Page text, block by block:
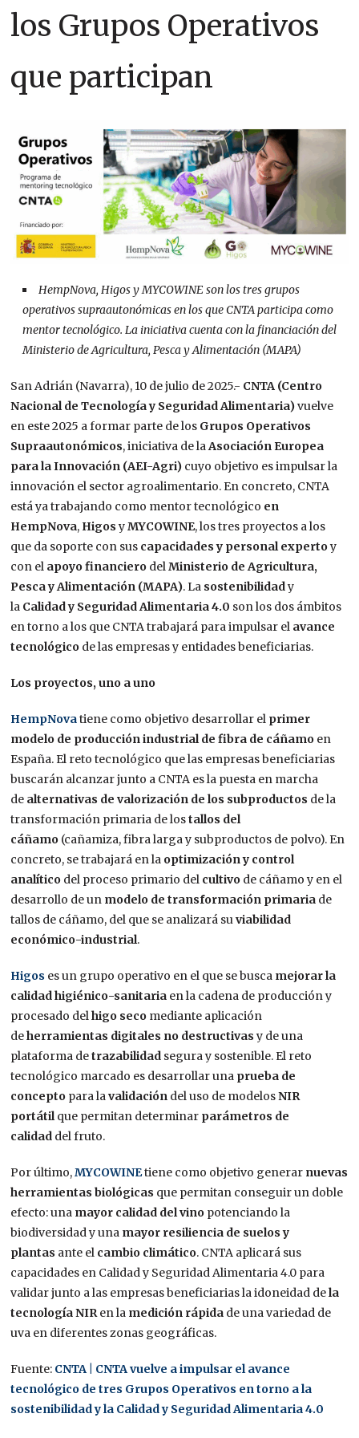
los Grupos Operativos
que participan
HempNova, Higos y MYCOWINE son los tres grupos
operativos supraautonómicas en los que CNTA participa como
mentor tecnológico. La iniciativa cuenta con la financiación del
Ministerio de Agricultura, Pesca y Alimentación (MAPA)
San Adrián (Navarra), 10 de julio de 2025.- CNTA (Centro
Nacional de Tecnología y Seguridad Alimentaria)vuelve
en este 2025 a formar parte de los Grupos Operativos
Supraautonómicos, iniciativa de laAsociación Europea
para la Innovación (AEI-Agri) cuyo objetivo es impulsar la
innovación el sector agroalimentario. En concreto, CNTA
está ya trabajando como mentor tecnológico en
HempNova, HigosyMYCOWINE, los tres proyectos a los
que da soporte con sus capacidades y personal expertoy
con el apoyo financiero delMinisterio de Agricultura,
Pesca y Alimentación (MAPA). La sostenibilidady
la Calidad y Seguridad Alimentaria 4.0 son los dos ámbitos
en torno a los que CNTA trabajará para impulsar el avance
tecnológico de las empresas y entidades beneficiarias.
Los proyectos, uno a uno
HempNovatiene como objetivo desarrollar el primer
modelo de producción industrial de fibra de cáñamo en
España. El reto tecnológico que las empresas beneficiarias
buscarán alcanzar junto a CNTA es la puesta en marcha
de alternativas de valorización de los subproductos de la
transformación primaria de lostallos del
cáñamo (cañamiza, fibra larga y subproductos de polvo). En
concreto, se trabajará en la optimización y control
analítico del proceso primario del cultivo de cáñamo y en el
desarrollo de un modelo de transformación primaria de
tallos de cáñamo, del que se analizará suviabilidad
económico-industrial.
Higos es un grupo operativo en el que se busca mejorar la
calidad higiénico-sanitaria en la cadena de producción y
procesado delhigo seco mediante aplicación
deherramientas digitales no destructivasy de una
plataforma detrazabilidad segura y sostenible. El reto
tecnológico marcado es desarrollar una prueba de
concepto para lavalidación del uso de modelosNIR
portátil que permitan determinar parámetros de
calidad del fruto.
Por último,MYCOWINEtiene como objetivo generar nuevas
herramientas biológicas que permitan conseguir un doble
efecto: una mayor calidad del vino potenciando la
biodiversidad y una mayor resiliencia de suelos y
plantas ante el cambio climático. CNTA aplicará sus
capacidades en Calidad y Seguridad Alimentaria 4.0 para
validar junto a las empresas beneficiarias la idoneidad dela
tecnología NIR en la medición rápida de una variedad de
uva en diferentes zonas geográficas.
Fuente: CNTA | CNTA vuelve a impulsar el avance
tecnológico de tres Grupos Operativos en torno a la
sostenibilidad y la Calidad y Seguridad Alimentaria 4.0